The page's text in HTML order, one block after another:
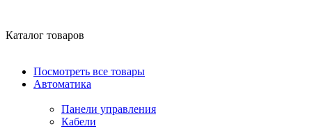
Каталог товаров
Посмотреть все товары
Автоматика
Панели управления
Кабели